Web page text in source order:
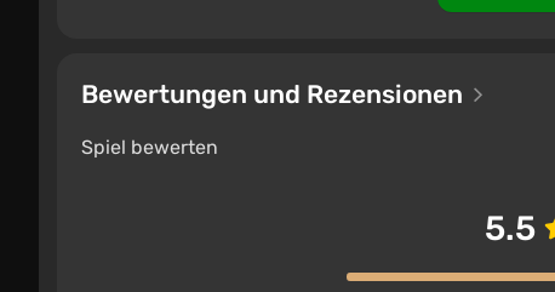
Bewertungen und Rezensionen
Spiel bewerten
5.5